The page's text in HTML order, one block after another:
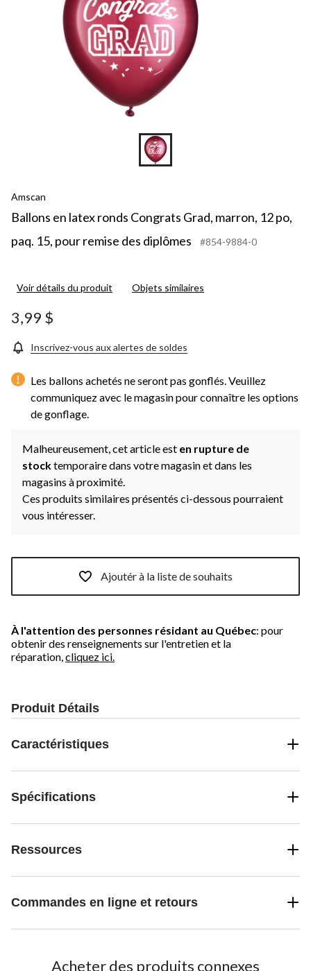
Amscan
Ballons en latex ronds Congrats Grad, marron, 12 po,
paq. 15, pour remise des diplômes
#854-9884-0
Voir détails du produit Objets similaires
3,99 $
Inscrivez-vous aux alertes de soldes
Les ballons achetés ne seront pas gonflés. Veuillez
communiquez avec le magasin pour connaître les options
de gonflage.
Malheureusement, cet article est en rupture de
stocktemporaire dans votre magasin et dans les
magasins à proximité.
Ces produits similaires présentés ci-dessous pourraient
vous intéresser.
Ajoutér à la liste de souhaits
À l'attention des personnes résidant au Québec: pour
obtenir des renseignements sur l'entretien et la
réparation, cliquez ici.
Produit Détails
Caractéristiques
Spécifications
Ressources
Commandes en ligne et retours
Acheter des produits connexes